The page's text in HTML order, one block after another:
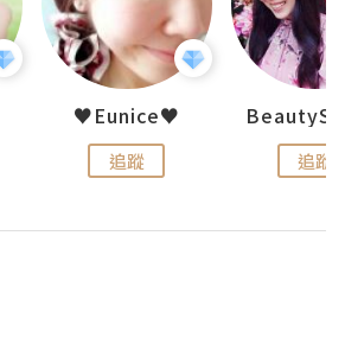
♥Eunice♥
追蹤 追蹤